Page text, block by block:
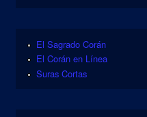
El Sagrado Corán
El Corán en Línea
Suras Cortas